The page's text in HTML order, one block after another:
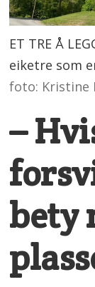
ET TRE Å
eiketre som
foto: Kristine
–
bety